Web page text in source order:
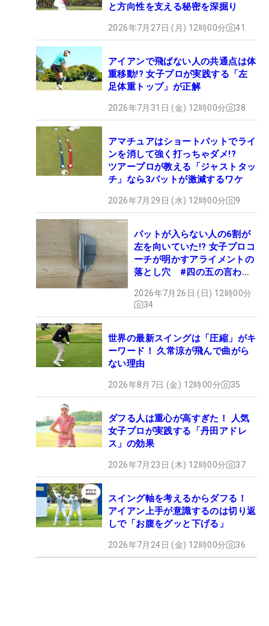
と方向性を支える秘密を深掘り
2026年7月27日 (月) 12時00分 41
アイアンで飛ばない人の共通点は体
重移動!? 女子プロが実践する「左
足体重トップ」が正解
2026年7月31日 (金) 12時00分 38
アマチュアはショートパットでライ
ンを消して強く打っちゃダメ!?
ツアープロが教える「ジャストタッ
チ」なら3パットが激減するワケ
2026年7月29日 (水) 12時00分 9
パットが入らない人の6割が
左を向いていた!? 女子プロコ
ーチが明かすアライメントの
落とし穴 #四の五の言わず
2026年7月26日 (日) 12時00分
34
世界の最新スイングは「圧縮」がキ
ーワード！ 久常涼が飛んで曲がら
ない理由
2026年8月7日 (金) 12時00分 35
ダフる人は重心が高すぎた！ 人気
女子プロが実践する「丹田アドレ
ス」の効果
2026年7月23日 (木) 12時00分 37
スイング軸を考えるからダフる！
アイアン上手が意識するのは切り返
しで「お腹をグッと下げる」
2026年7月24日 (金) 12時00分 36